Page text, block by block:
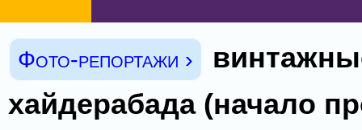
Фото-репортажи ›
хайдерабада (начало